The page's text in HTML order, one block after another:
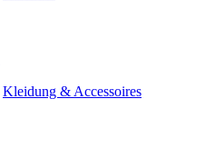
Kleidung & Accessoires